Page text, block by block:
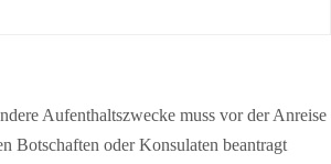
Aufenthaltszwecke muss vor der Anreise
Botschaften oder Konsulaten beantragt